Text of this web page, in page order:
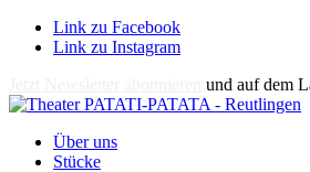
Link zu Facebook
Link zu Instagram
und auf dem
Über uns
Stücke